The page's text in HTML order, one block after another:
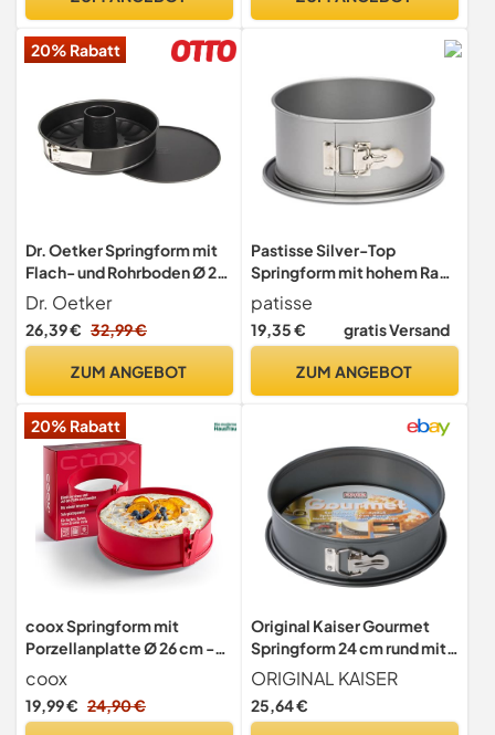
Kuchen: Backpapier,
Spritztüllen, Teigschaber,
(Farbe: silber/rosa),
20% Rabatt
Dr. Oetker Springform mit
Flach- und Rohrboden Ø 26
cm, Kuchenform aus Stahl
mit Antihaftbeschichtung,
Backform aus veredeltem
Stück
Dr. Oetker
26,39 € 32,99 €
ZUM ANGEBOT
Pastisse Silver-Top
Springform mit hohem Rand
- Durchmesser 22cm
patisse
19,35 € gratis Versand
ZUM ANGEBOT
20% Rabatt
coox Springform mit
Porzellanplatte Ø 26 cm -
Einem I Antihaft-Silikon I
Spülmaschinenfest I Kein
coox
19,99 € 24,90 €
Original Kaiser Gourmet
Springform 24 cm rund mit
Flachboden, runde
Backform, auslaufsicher,
antihaftbeschichtet,
ORIGINAL KAISER
25,64 €